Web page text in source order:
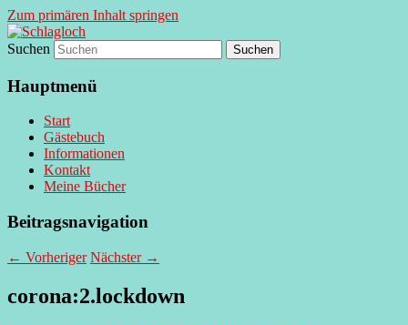
Zum primären Inhalt springen
Schlagloch
supersberger taggedanken
Suchen
Hauptmenü
Start
Gästebuch
Informationen
Kontakt
Meine Bücher
Beitragsnavigation
← Vorheriger Nächster →
corona:2.lockdown